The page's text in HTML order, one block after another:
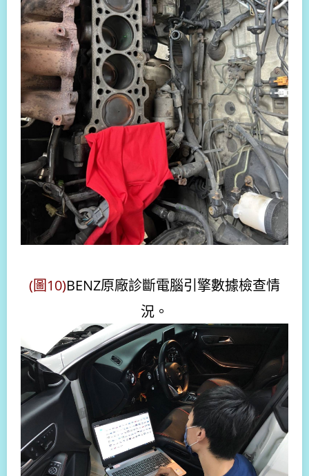
(圖10)BENZ原廠診斷電腦引擎數據檢查情
況。